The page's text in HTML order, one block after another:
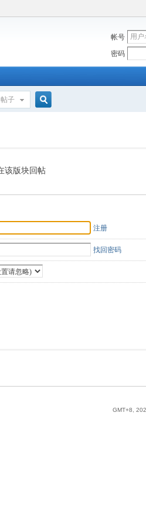
帐号
密码
帖子
索
该版块回帖
注册
找回密码
GMT+8,